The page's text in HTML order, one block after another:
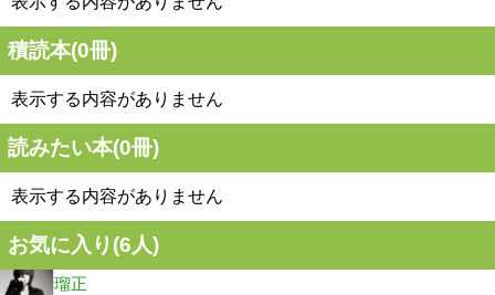
積読本(0冊)
表示する内容がありません
読みたい本(0冊)
表示する内容がありません
お気に入り(6人)
瑠正